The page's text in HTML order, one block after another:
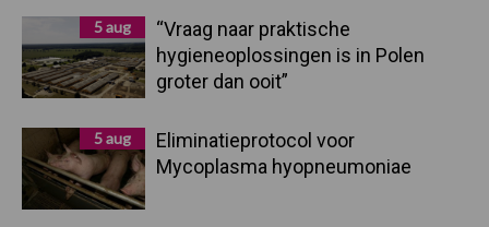
5 aug
“Vraag naar praktische
hygieneoplossingen is in Polen
groter dan ooit”
5 aug
Eliminatieprotocol voor
Mycoplasma hyopneumoniae